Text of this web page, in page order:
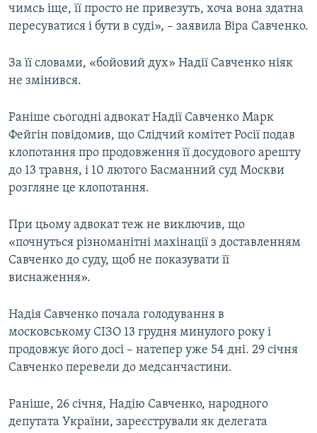
чимсь іще, її просто не привезуть, хоча вона здатна
пересуватися і бути в суді», – заявила Віра Савченко.
За її словами, «бойовий дух» Надії Савченко ніяк
не змінився.
Раніше сьогодні адвокат Надії Савченко Марк
Фейгін повідомив, що Слідчий комітет Росії подав
клопотання про продовження її досудового арешту
до 13 травня, і 10 лютого Басманний суд Москви
розгляне це клопотання.
При цьому адвокат теж не виключив, що
«почнуться різноманітні махінації з доставленням
Савченко до суду, щоб не показувати її
виснаження».
Надія Савченко почала голодування в
московському СІЗО 13 грудня минулого року і
продовжує його досі – натепер уже 54 дні. 29 січня
Савченко перевели до медсанчастини.
Раніше, 26 січня, Надію Савченко, народного
депутата України, зареєстрували як делегата